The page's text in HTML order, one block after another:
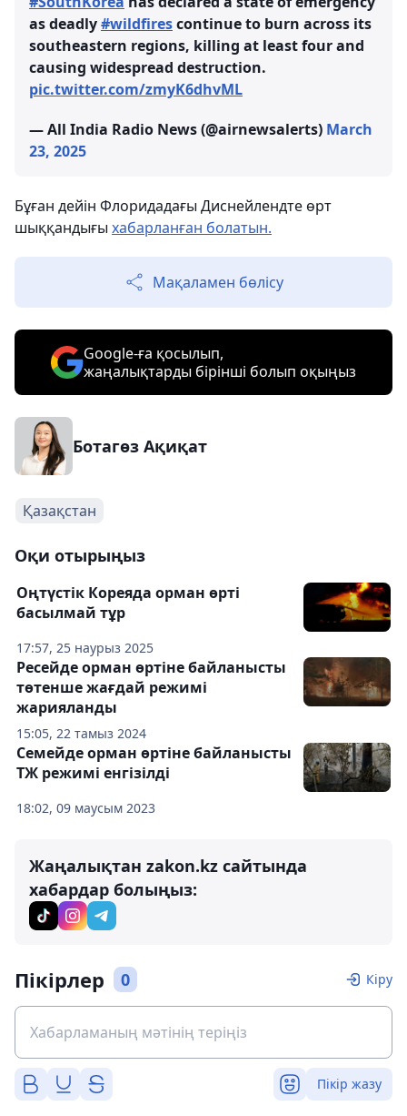
as deadly#wildfirescontinue to burn across its
southeastern regions, killing at least four and
causing widespread destruction.
pic.twitter.com/zmyK6dhvML
— All India Radio News (@airnewsalerts) March
23, 2025
Бұған дейін Флоридадағы Диснейлендте өрт
шыққандығы хабарланған болатын.
Мақаламен бөлісу
Google-ға қосылып,
жаңалықтарды бірінші болып оқыңыз
Ботагөз Ақиқат
Қазақстан
Оқи отырыңыз
17:57, 25 наурыз 2025
Оңтүстік Кореяда орман өрті
басылмай тұр
15:05, 22 тамыз 2024
Ресейде орман өртіне байланысты
төтенше жағдай режимі
жарияланды
18:02, 09 маусым 2023
Семейде орман өртіне байланысты
ТЖ режимі енгізілді
Жаңалықтан zakon.kz сайтында
хабардар болыңыз:
Пікірлер 0 Кіру
Пікір жазу